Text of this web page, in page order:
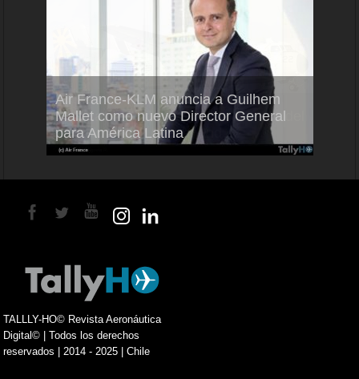
Air France-KLM anuncia a Guilhem
Mallet como nuevo Director General
para América Latina
TALLLY-HO© Revista Aeronáutica
Digital© | Todos los derechos
reservados | 2014 - 2025 | Chile